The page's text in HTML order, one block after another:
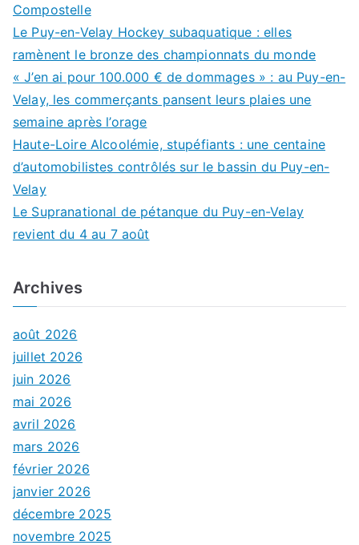
Compostelle
Le Puy-en-Velay Hockey subaquatique : elles
ramènent le bronze des championnats du monde
« J’en ai pour 100.000 € de dommages » : au Puy-en-
Velay, les commerçants pansent leurs plaies une
semaine après l’orage
Haute-Loire Alcoolémie, stupéfiants : une centaine
d’automobilistes contrôlés sur le bassin du Puy-en-
Velay
Le Supranational de pétanque du Puy-en-Velay
revient du 4 au 7 août
Archives
août 2026
juillet 2026
juin 2026
mai 2026
avril 2026
mars 2026
février 2026
janvier 2026
décembre 2025
novembre 2025